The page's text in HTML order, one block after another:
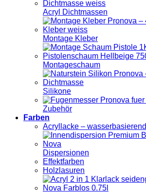
Acryl Dichtmassen
Montage Kleber
Montageschaum
Silikone
Zubehör
Farben
Acryllacke – wasserbasierend
Dispersionen
Effektfarben
Holzlasuren